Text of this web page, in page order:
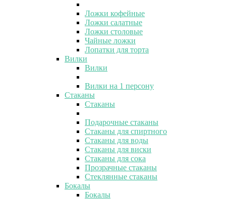
Ложки кофейные
Ложки салатные
Ложки столовые
Чайные ложки
Лопатки для торта
Вилки
Вилки
Вилки на 1 персону
Стаканы
Стаканы
Подарочные стаканы
Стаканы для спиртного
Стаканы для воды
Стаканы для виски
Стаканы для сока
Прозрачные стаканы
Стеклянные стаканы
Бокалы
Бокалы